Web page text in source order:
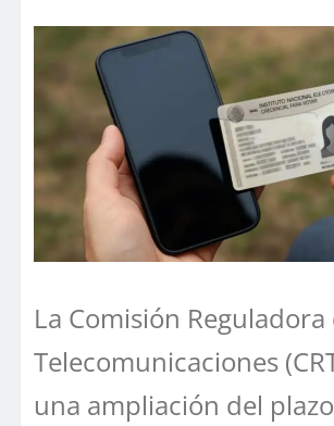
La Comisión Reguladora
Telecomunicaciones
una ampliación del